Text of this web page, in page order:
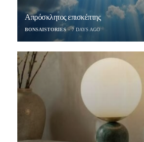
Απρόσκλητος επισκέπτης
BONSAISTORIES 7 DAYS AGO